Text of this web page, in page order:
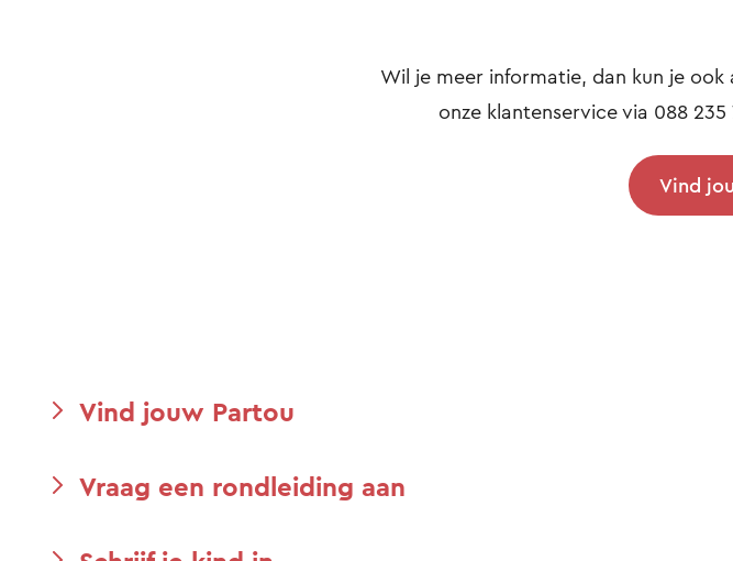
Wil je meer informatie, dan kun je
onze klantenservice via 088
Vind
Vind jouw Partou
Vraag een rondleiding aan